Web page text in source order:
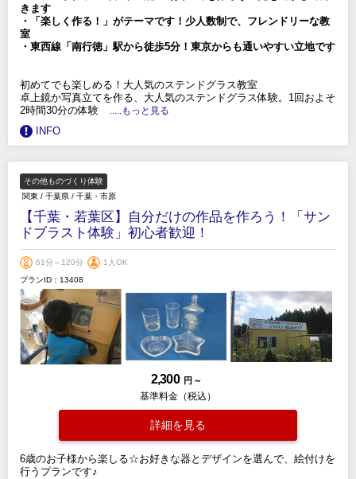
きます
・「楽しく作る！」がテーマです！少人数制で、フレンドリーな教
室
・東西線「南行徳」駅から徒歩5分！東京からも通いやすい立地です
初めてでも楽しめる！大人気のステンドグラス教室
卓上鏡か写真立てを作る、大人気のステンドグラス体験。1回およそ
2時間30分の体験
.....もっと見る
INFO
その他ものづくり体験
関東 / 千葉県 / 千葉・市原
【千葉・若葉区】自分だけの作品を作ろう！「サン
ドブラスト体験」初心者歓迎！
61分～120分
1人OK
プランID：13408
2,300 円 ～
基準料金（税込）
詳細を見る
6歳のお子様から楽しる☆お好きな器とデザインを選んで、絵付けを
行うプランです♪